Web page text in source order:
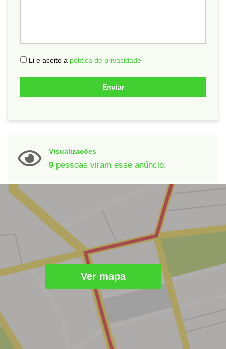
Li e aceito a política de privacidade
Enviar
Visualizações
9 pessoas viram esse anúncio.
Ver mapa